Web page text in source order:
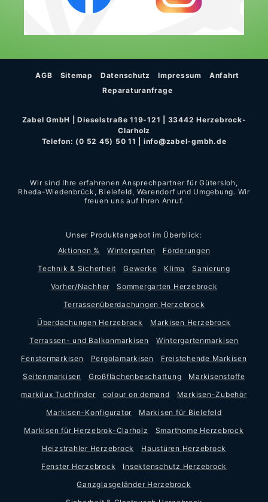
AGB Sitemap Datenschutz Impressum
Anfahrt
Reparaturanfrage
Zabel GmbH | Dieselstraße 119-121 | 33442 Herzebrock-
Clarholz
Telefon: (0 52 45) 50 11 info@zabel-gmbh.de
Wir sind Ihre erfahrenen Ansprechpartner für Gütersloh,
Rheda-Wiedenbrück, Bielefeld, Warendorf und Umgebung. Wir
freuen uns auf Ihren Anruf.
Unser Produktangebot im Überblick:
Aktionen %
Wintergarten
Förderungen
Technik & Sicherheit
Gewerke Klima
Sanierung
Vorher/Nachher
Sommergarten Herzebrock
Terrassenüberdachungen Herzebrock
Überdachungen Herzebrock
Markisen Herzebrock
Terrassen- und Balkonmarkisen
Wintergartenmarkisen
Fenstermarkisen
Pergolamarkisen
Freistehende Markisen
Seitenmarkisen
Großflächenbeschattung
Markisenstoffe
markilux Tuchfinder
colour on demand
Markisen-Zubehör
Markisen-Konfigurator
Markisen für Bielefeld
Markisen für Herzebrok-Clarholz
Smarthome Herzebrock
Heizstrahler Herzebrock
Haustüren Herzebrock
Fenster Herzebrock
Insektenschutz Herzebrock
Ganzglasgeländer Herzebrock